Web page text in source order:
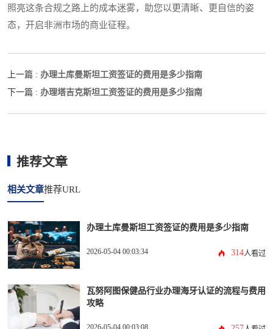
照亮这条合规之路上的成本迷雾，助您以更清晰、更自信的姿
态，开启非洲市场的商业征程。
上一篇 : 办理土库曼斯坦工资签证的费用是多少指南
下一篇 : 办理塔吉克斯坦工资签证的费用是多少指南
推荐文章
相关文章推荐URL
办理土库曼斯坦工资签证的费用是多少指南
2026-05-04 00:03:34 314人看过
瓦努阿图保健品行业办理海牙认证的流程与费用
攻略